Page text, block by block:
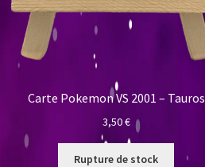
Carte Pokemon VS 2001 – Tauros
3,50€
Rupture de stock